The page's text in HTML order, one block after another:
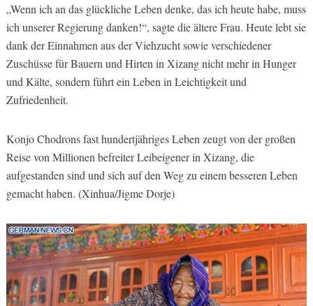
„Wenn ich an das glückliche Leben denke, das ich heute habe, muss
ich unserer Regierung danken!“, sagte die ältere Frau. Heute lebt sie
dank der Einnahmen aus der Viehzucht sowie verschiedener
Zuschüsse für Bauern und Hirten in Xizang nicht mehr in Hunger
und Kälte, sondern führt ein Leben in Leichtigkeit und
Zufriedenheit.
Konjo Chodrons fast hundertjähriges Leben zeugt von der großen
Reise von Millionen befreiter Leibeigener in Xizang, die
aufgestanden sind und sich auf den Weg zu einem besseren Leben
gemacht haben. (Xinhua/Jigme Dorje)